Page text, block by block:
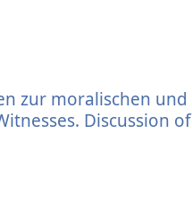
zur moralischen und
Discussion of